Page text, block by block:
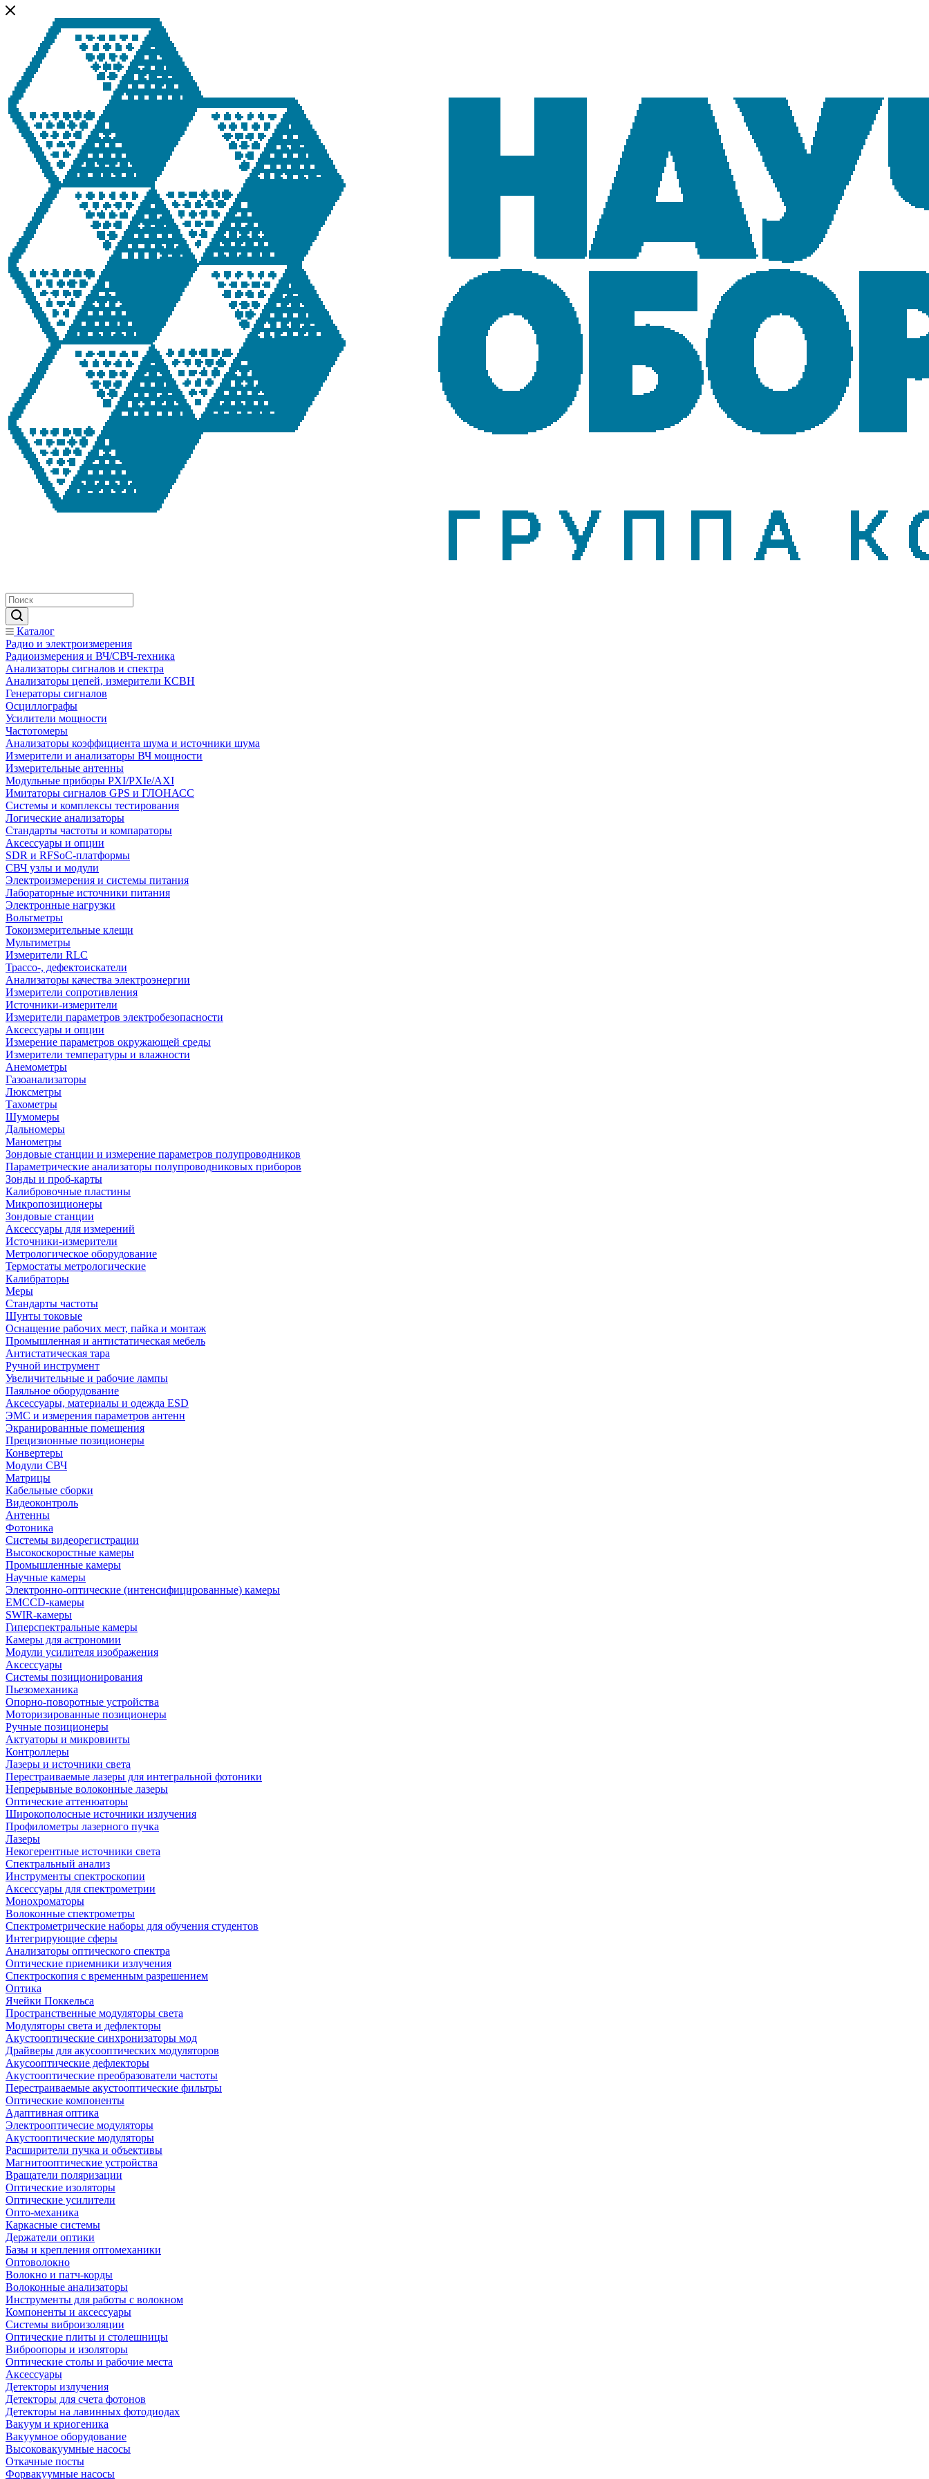
Каталог
Радио и электроизмерения
Радиоизмерения и ВЧ/СВЧ-техника
Анализаторы сигналов и спектра
Анализаторы цепей, измерители КСВН
Генераторы сигналов
Осциллографы
Усилители мощности
Частотомеры
Анализаторы коэффициента шума и источники шума
Измерители и анализаторы ВЧ мощности
Измерительные антенны
Модульные приборы PXI/PXIe/AXI
Имитаторы сигналов GPS и ГЛОНАСС
Системы и комплексы тестирования
Логические анализаторы
Стандарты частоты и компараторы
Аксессуары и опции
SDR и RFSoC‑платформы
СВЧ узлы и модули
Электроизмерения и системы питания
Лабораторные источники питания
Электронные нагрузки
Вольтметры
Токоизмерительные клещи
Мультиметры
Измерители RLC
Трассо-, дефектоискатели
Анализаторы качества электроэнергии
Измерители сопротивления
Источники-измерители
Измерители параметров электробезопасности
Аксессуары и опции
Измерение параметров окружающей среды
Измерители температуры и влажности
Анемометры
Газоанализаторы
Люксметры
Тахометры
Шумомеры
Дальномеры
Манометры
Зондовые станции и измерение параметров полупроводников
Параметрические анализаторы полупроводниковых приборов
Зонды и проб-карты
Калибровочные пластины
Микропозиционеры
Зондовые станции
Аксессуары для измерений
Источники-измерители
Метрологическое оборудование
Термостаты метрологические
Калибраторы
Меры
Стандарты частоты
Шунты токовые
Оснащение рабочих мест, пайка и монтаж
Промышленная и антистатическая мебель
Антистатическая тара
Ручной инструмент
Увеличительные и рабочие лампы
Паяльное оборудование
Аксессуары, материалы и одежда ESD
ЭМС и измерения параметров антенн
Экранированные помещения
Прецизионные позиционеры
Конвертеры
Модули СВЧ
Матрицы
Кабельные сборки
Видеоконтроль
Антенны
Фотоника
Cистемы видеорегистрации
Высокоскоростные камеры
Промышленные камеры
Научные камеры
Электронно-оптические (интенсифицированные) камеры
EMCCD-камеры
SWIR-камеры
Гиперспектральные камеры
Камеры для астрономии
Модули усилителя изображения
Аксессуары
Системы позиционирования
Пьезомеханика
Опорно-поворотные устройства
Моторизированные позиционеры
Ручные позиционеры
Актуаторы и микровинты
Контроллеры
Лазеры и источники света
Перестраиваемые лазеры для интегральной фотоники
Непрерывные волоконные лазеры
Оптические аттенюаторы
Широкополосные источники излучения
Профилометры лазерного пучка
Лазеры
Некогерентные источники света
Спектральный анализ
Инструменты спектроскопии
Аксессуары для спектрометрии
Монохроматоры
Волоконные спектрометры
Спектрометрические наборы для обучения студентов
Интегрирующие сферы
Анализаторы оптического спектра
Оптические приемники излучения
Спектроскопия с временным разрешением
Оптика
Ячейки Поккельса
Пространственные модуляторы света
Модуляторы света и дефлекторы
Акустооптические синхронизаторы мод
Драйверы для акусооптических модуляторов
Акусооптические дефлекторы
Акустооптические преобразователи частоты
Перестраиваемые акустооптические фильтры
Оптические компоненты
Адаптивная оптика
Электрооптичесие модуляторы
Акустооптические модуляторы
Расширители пучка и объективы
Магнитооптические устройства
Вращатели поляризации
Оптические изоляторы
Оптические усилители
Опто-механика
Каркасные системы
Держатели оптики
Базы и крепления оптомеханики
Оптоволокно
Волокно и патч-корды
Волоконные анализаторы
Инструменты для работы с волокном
Компоненты и аксессуары
Системы виброизоляции
Оптические плиты и столешницы
Виброопоры и изоляторы
Оптические столы и рабочие места
Аксессуары
Детекторы излучения
Детекторы для счета фотонов
Детекторы на лавинных фотодиодах
Вакуум и криогеника
Вакуумное оборудование
Высоковакуумные насосы
Откачные посты
Форвакуумные насосы